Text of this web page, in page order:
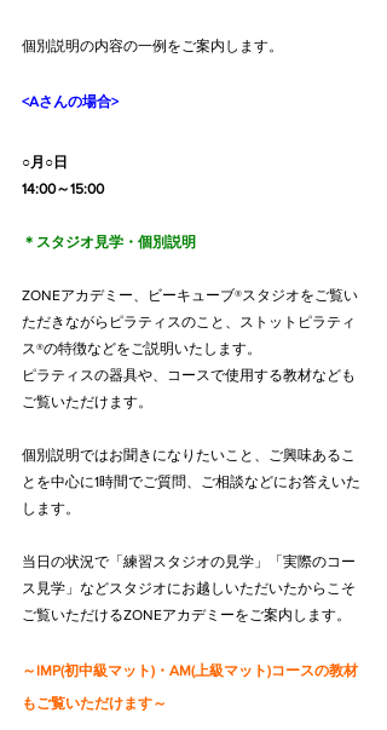
個別説明の内容の一例をご案内します。
<Aさんの場合>
○月○日
14:00～15:00
＊スタジオ見学・個別説明
ZONEアカデミー、ビーキューブ®スタジオをご覧い
ただきながらピラティスのこと、ストットピラティ
ス®の特徴などをご説明いたします。
ピラティスの器具や、コースで使用する教材なども
ご覧いただけます。
個別説明ではお聞きになりたいこと、ご興味あるこ
とを中心に1時間でご質問、ご相談などにお答えいた
します。
当日の状況で「練習スタジオの見学」「実際のコー
ス見学」などスタジオにお越しいただいたからこそ
ご覧いただけるZONEアカデミーをご案内します。
～IMP(初中級マット)・AM(上級マット)コースの教材
もご覧いただけます～